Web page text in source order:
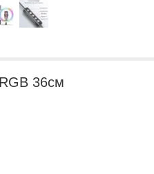
36см